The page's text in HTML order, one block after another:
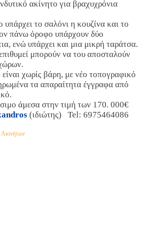
ακίνητο για βραχυχρόνια
υπάρχει το σαλόνι η κουζίνα και το
πάνω όροφο υπάρχουν δύο
ενώ υπάρχει και μια μικρή ταράτσα.
μπορούν να του αποσταλούν
χωρίς βάρη, με νέο τοπογραφικό
τα απαραίτητα έγγραφα από
άμεσα στην τιμή των 170. 000€
(ιδιώτης) Tel: 6975464086
Ακινήτων